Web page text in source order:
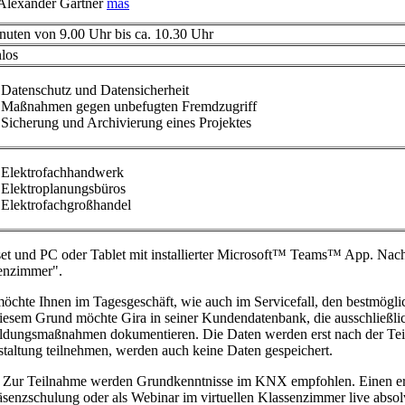
von 9.00 Uhr bis ca. 10.30 Uhr
Datenschutz und Datensicherheit
Maßnahmen gegen unbefugten Fremdzugriff
Sicherung und Archivierung eines Projektes
Elektrofachhandwerk
Elektroplanungsbüros
Elektrofachgroßhandel
und PC oder Tablet mit installierter Microsoft™ Teams™ App.
Ihnen im Tagesgeschäft, wie auch im Servicefall, den
Grund möchte Gira in seiner Kundendatenbank, die
dokumentieren. Die Daten werden erst nach der
teilnehmen, werden auch keine Daten gespeichert.
Zur Teilnahme werden Grundkenntnisse im KNX empfohlen. Einen
oder als Webinar im virtuellen Klassenzimmer live